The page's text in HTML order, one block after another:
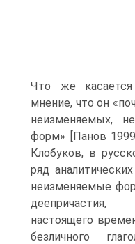
Что же касается
мнение, что он
неизменяемых,
форм» [Панов
Клобуков, в
ряд
неизменяемые
настоящего
безличного